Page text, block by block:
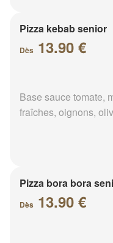
Pizza kebab senior
Dès 13.90 €
Base sauce tomate,
fraîches, oignons,
Pizza bora bora
Dès 13.90 €